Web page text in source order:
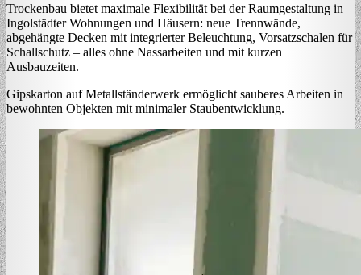
Trockenbau bietet maximale Flexibilität bei der Raumgestaltung in
Ingolstädter Wohnungen und Häusern: neue Trennwände,
abgehängte Decken mit integrierter Beleuchtung, Vorsatzschalen für
Schallschutz – alles ohne Nassarbeiten und mit kurzen
Ausbauzeiten.
Gipskarton auf Metallständerwerk ermöglicht sauberes Arbeiten in
bewohnten Objekten mit minimaler Staubentwicklung.